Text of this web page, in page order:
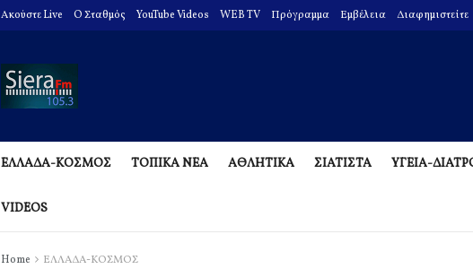
Ακούστε Live O Σταθμός YouTube Videos WEB TV Πρόγραμμα Εμβέλεια Διαφημιστείτε
ΕΛΛΑΔΑ-ΚΟΣΜΟΣ ΤΟΠΙΚΑ ΝΕΑ ΑΘΛΗΤΙΚΑ ΣΙΑΤΙΣΤΑ ΥΓΕΙΑ-
VIDEOS
Home ΕΛΛΑΔΑ-ΚΟΣΜΟΣ